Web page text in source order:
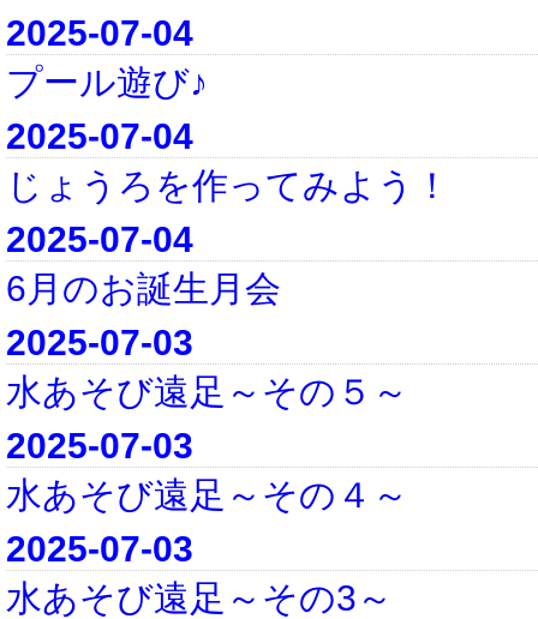
2025-07-04
プール遊び♪
2025-07-04
じょうろを作ってみよう！
2025-07-04
6月のお誕生月会
2025-07-03
水あそび遠足～その５～
2025-07-03
水あそび遠足～その４～
2025-07-03
水あそび遠足～その3～